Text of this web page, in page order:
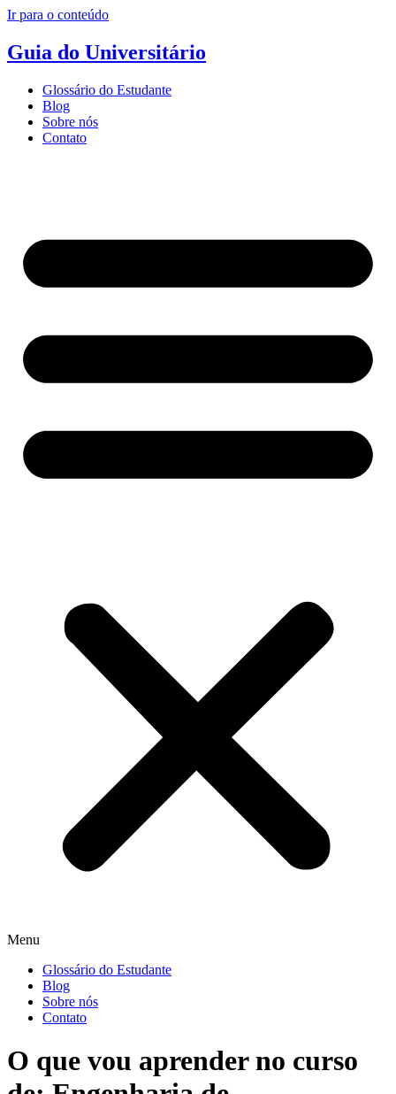
Ir para o conteúdo
Guia do Universitário
Glossário do Estudante
Blog
Sobre nós
Contato
Menu
Glossário do Estudante
Blog
Sobre nós
Contato
O que vou aprender no curso